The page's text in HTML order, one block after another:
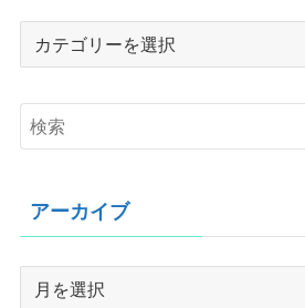
Category
アーカイブ